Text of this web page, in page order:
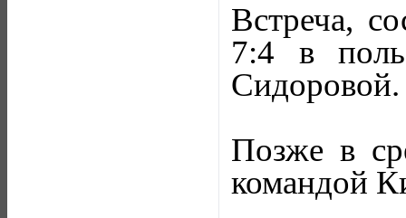
Встреча,
7:4 в
Сидоровой.
Позже в
командой